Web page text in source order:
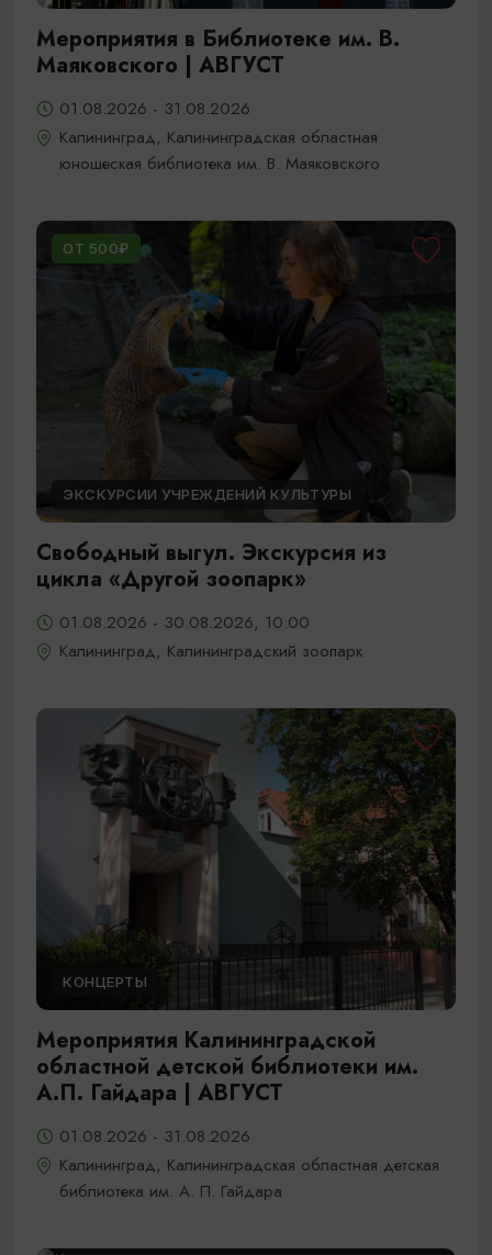
Мероприятия в Библиотеке им. В.
Маяковского | АВГУСТ
01.08.2026 - 31.08.2026
Калининград, Калининградская областная
юношеская библиотека им. В. Маяковского
ОТ 500₽
ЭКСКУРСИИ УЧРЕЖДЕНИЙ КУЛЬТУРЫ
Свободный выгул. Экскурсия из
цикла «Другой зоопарк»
01.08.2026 - 30.08.2026, 10:00
Калининград, Калининградский зоопарк
КОНЦЕРТЫ
Мероприятия Калининградской
областной детской библиотеки им.
А.П. Гайдара | АВГУСТ
01.08.2026 - 31.08.2026
Калининград, Калининградская областная детская
библиотека им. А. П. Гайдара